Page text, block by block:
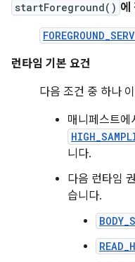
startForeground() 에
런타임 기본 요건
다음 조건 중 하나
매니페스트에
니다.
다음 런타임
습니다.